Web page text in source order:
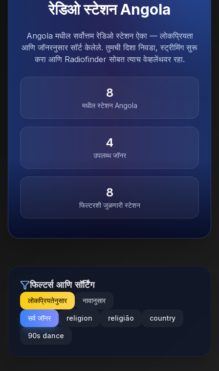
रेडिओ स्टेशनAngola
Angola मधील सर्वोत्तम रेडिओ स्टेशन ऐका — लोकप्रियता
आणि जॉनरनुसार सॉर्ट केलेले. तुमची दिशा निवडा, स्ट्रीमिंग सुरू
करा आणि Radiofinder सोबत त्याच वेव्हलेंथवर रहा.
8
मधील स्टेशन Angola
4
उपलब्ध जॉनर
8
फिल्टरशी जुळणारी स्टेशन
फिल्टर्स आणि सॉर्टिंग
लोकप्रियतेनुसार नावानुसार
सर्व जॉनर religion religião country
90s dance